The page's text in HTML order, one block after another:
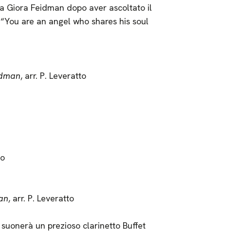
Giora Feidman dopo aver ascoltato il
are an angel who shares his soul
, arr. P. Leveratto
, arr. P. Leveratto
un prezioso clarinetto Buffet